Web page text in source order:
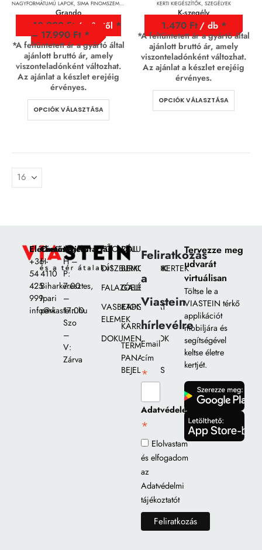
NAGYFORMÁTUMÚ LAPOK SIMA FINOMSZEMCSÉS FELÜLETŰ TÉRKÖVEK ,TÉRKÖVEK,
Grando
10.990 Ft / m² - től
– 17.990 Ft
*A feltüntetett ár a gyártó által
ajánlott bruttó ár, amely
viszonteladónként változhat.
Az ajánlat a készlet erejéig
érvényes.
OPCIÓK VÁLASZTÁSA
KERTI KIEGÉSZÍTŐK, SZEGÉLYEK
K-szegély
1.470 Ft / db
*A feltüntetett ár a gyártó által
ajánlott bruttó ár, amely
viszonteladónként változhat.
Az ajánlat a készlet erejéig
érvényes.
OPCIÓK VÁLASZTÁSA
Elérhetőségek:
+36
54
425
999
info@viastein.hu
Címünk:
H-
4110
Biharkeresztes,
Ipari
park
Nyitvatartás
H –
P:
7:00
–
17:00
Szo
–
V:
Zárva
FŐOLDAL
DÍSZBURKOLATOK
FALAZÓELEMEK
VASBETON
ELEMEK
DOKUMENTUMOK
RÓLUNK
BEMUTATÓKERTEK
GALÉRIA
KAPCSOLAT
KARRIER
TERMÉK
PANASZ
BEJELENTÉS
Feliratkozás
a
Viastein
hírlevélre
Email
cím
*
Adatvédelem
*
Elolvastam
és elfogadom
az
Adatvédelmi
tájékoztatót
Tervezze meg
udvarát
virtuálisan
Töltse le a
VIASTEIN térkő
applikációt
mobiljára és
segítségével
keltse életre
kertjét.
gomb
gomb